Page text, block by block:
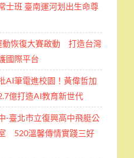
士班 ​臺南運河划出生命尊
動恢復大賽啟動 打造台灣
國際平台
AI筆電進校園！黃偉哲加
億打造AI教育新世代
-臺北市立復興高中飛艇公
520溫馨傳情實踐三好